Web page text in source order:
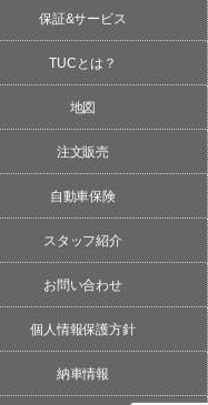
保証&サービス
TUCとは？
地図
注文販売
自動車保険
スタッフ紹介
お問い合わせ
個人情報保護方針
納車情報